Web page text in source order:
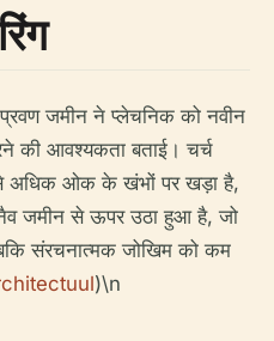
जमीन ने प्लेचनिक को नवीन
की आवश्यकता बताई। चर्च
अधिक ओक के खंभों पर खड़ा है,
जमीन से ऊपर उठा हुआ है, जो
संरचनात्मक जोखिम को कम
)\n